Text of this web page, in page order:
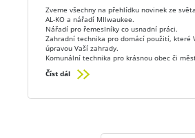
Zveme všechny na přehlídku novinek ze
AL-KO a nářadí MIlwaukee.
Nářadí pro řemeslníky co usnadní práci.
Zahradní technika pro domácí použití, které
úpravou Vaší zahrady.
Komunální technika pro krásnou obec či
technické služby.
Číst dál